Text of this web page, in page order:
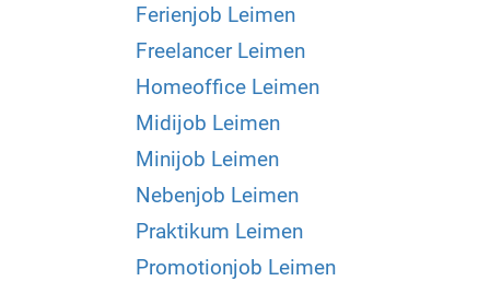
Ferienjob Leimen
Freelancer Leimen
Homeoffice Leimen
Midijob Leimen
Minijob Leimen
Nebenjob Leimen
Praktikum Leimen
Promotionjob Leimen